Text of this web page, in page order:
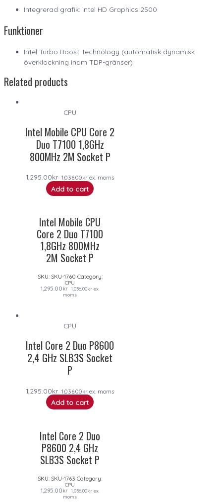
Integrerad grafik: Intel HD Graphics 2500
Funktioner
Intel Turbo Boost Technology (automatisk dynamisk
överklockning inom TDP-gränser)
Related products
CPU
Intel Mobile CPU Core 2
Duo T7100 1,8GHz
800MHz 2M Socket P
1,295.00kr 1,036.00kr ex. moms
Add to cart
Intel Mobile CPU
Core 2 Duo T7100
1,8GHz 800MHz
2M Socket P
SKU: SKU-1760 Category:
CPU
1,295.00kr 1,036.00krex.
moms
CPU
Intel Core 2 Duo P8600
2,4 GHz SLB3S Socket
P
1,295.00kr 1,036.00kr ex. moms
Add to cart
Intel Core 2 Duo
P8600 2,4 GHz
SLB3S Socket P
SKU: SKU-1763 Category:
CPU
1,295.00kr 1,036.00krex.
moms